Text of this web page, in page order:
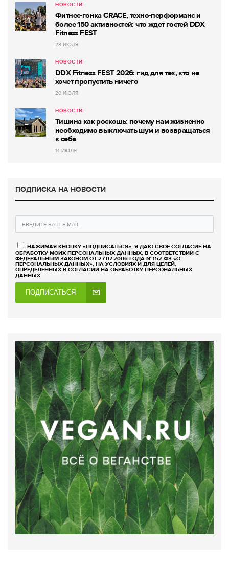
НОВОСТИ
Фитнес-гонка CRACE, техно-перформанс и
более 150 активностей: что ждет гостей DDX
Fitness FEST
23 ИЮЛЯ
НОВОСТИ
DDX Fitness FEST 2026: гид для тех, кто не
хочет пропустить ничего
20 ИЮЛЯ
НОВОСТИ
Тишина как роскошь: почему нам жизненно
необходимо выключать шум и возвращаться
к себе
14 ИЮЛЯ
ПОДПИСКА НА НОВОСТИ
НАЖИМАЯ КНОПКУ «ПОДПИСАТЬСЯ», Я ДАЮ СВОЕ СОГЛАСИЕ НА
ОБРАБОТКУ МОИХ ПЕРСОНАЛЬНЫХ ДАННЫХ, В СООТВЕТСТВИИ С
ФЕДЕРАЛЬНЫМ ЗАКОНОМ ОТ 27.07.2006 ГОДА №152-ФЗ «О
ПЕРСОНАЛЬНЫХ ДАННЫХ», НА УСЛОВИЯХ И ДЛЯ ЦЕЛЕЙ,
ОПРЕДЕЛЕННЫХ В СОГЛАСИИ НА ОБРАБОТКУ ПЕРСОНАЛЬНЫХ
ДАННЫХ
ПОДПИСАТЬСЯ